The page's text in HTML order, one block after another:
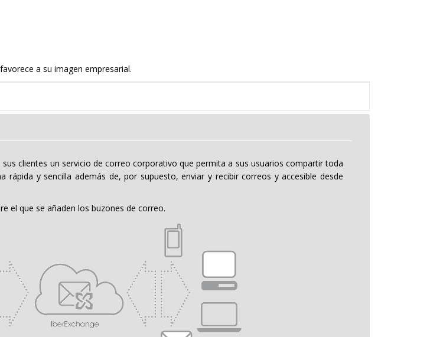
a su imagen empresarial.
clientes un servicio de correo corporativo que permita a sus usuarios compartir toda
y sencilla además de, por supuesto, enviar y recibir correos y accesible desde
el que se añaden los buzones de correo.